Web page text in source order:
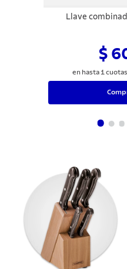
Llave
$
en hasta 1 cuotas